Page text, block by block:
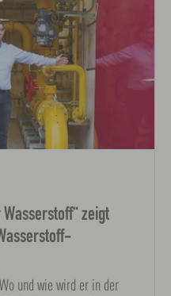
zeigt
und wie wird er in der